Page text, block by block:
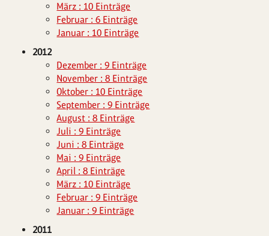
März : 10 Einträge
Februar : 6 Einträge
Januar : 10 Einträge
2012
Dezember : 9 Einträge
November : 8 Einträge
Oktober : 10 Einträge
September : 9 Einträge
August : 8 Einträge
Juli : 9 Einträge
Juni : 8 Einträge
Mai : 9 Einträge
April : 8 Einträge
März : 10 Einträge
Februar : 9 Einträge
Januar : 9 Einträge
2011